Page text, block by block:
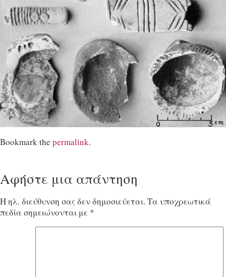
Bookmark the permalink.
Αφήστε μια απάντηση
Η ηλ. διεύθυνση σας δεν δημοσιεύεται. Τα υποχρεωτικά
πεδία σημειώνονται με *